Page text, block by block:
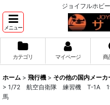
ジョイフルホビ
メニュー
カテゴリ マイページ 商
ホーム > 飛行機 > その他の国内メーカ
> 1/72 航空自衛隊 練習機 T-1A
馬